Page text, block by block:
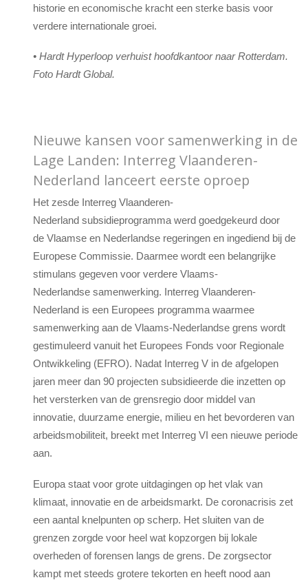
historie en economische kracht een sterke basis voor
verdere internationale groei.
• Hardt Hyperloop verhuist hoofdkantoor naar Rotterdam.
Foto Hardt Global.
Nieuwe kansen voor samenwerking in de
Lage Landen: Interreg Vlaanderen-
Nederland lanceert eerste oproep
Het zesde Interreg Vlaanderen-
Nederland subsidieprogramma werd goedgekeurd door
de Vlaamse en Nederlandse regeringen en ingediend bij de
Europese Commissie. Daarmee wordt een belangrijke
stimulans gegeven voor verdere Vlaams-
Nederlandse samenwerking. Interreg Vlaanderen-
Nederland is een Europees programma waarmee
samenwerking aan de Vlaams-Nederlandse grens wordt
gestimuleerd vanuit het Europees Fonds voor Regionale
Ontwikkeling (EFRO). Nadat Interreg V in de afgelopen
jaren meer dan 90 projecten subsidieerde die inzetten op
het versterken van de grensregio door middel van
innovatie, duurzame energie, milieu en het bevorderen van
arbeidsmobiliteit, breekt met Interreg VI een nieuwe periode
aan.
Europa staat voor grote uitdagingen op het vlak van
klimaat, innovatie en de arbeidsmarkt. De coronacrisis zet
een aantal knelpunten op scherp. Het sluiten van de
grenzen zorgde voor heel wat kopzorgen bij lokale
overheden of forensen langs de grens. De zorgsector
kampt met steeds grotere tekorten en heeft nood aan